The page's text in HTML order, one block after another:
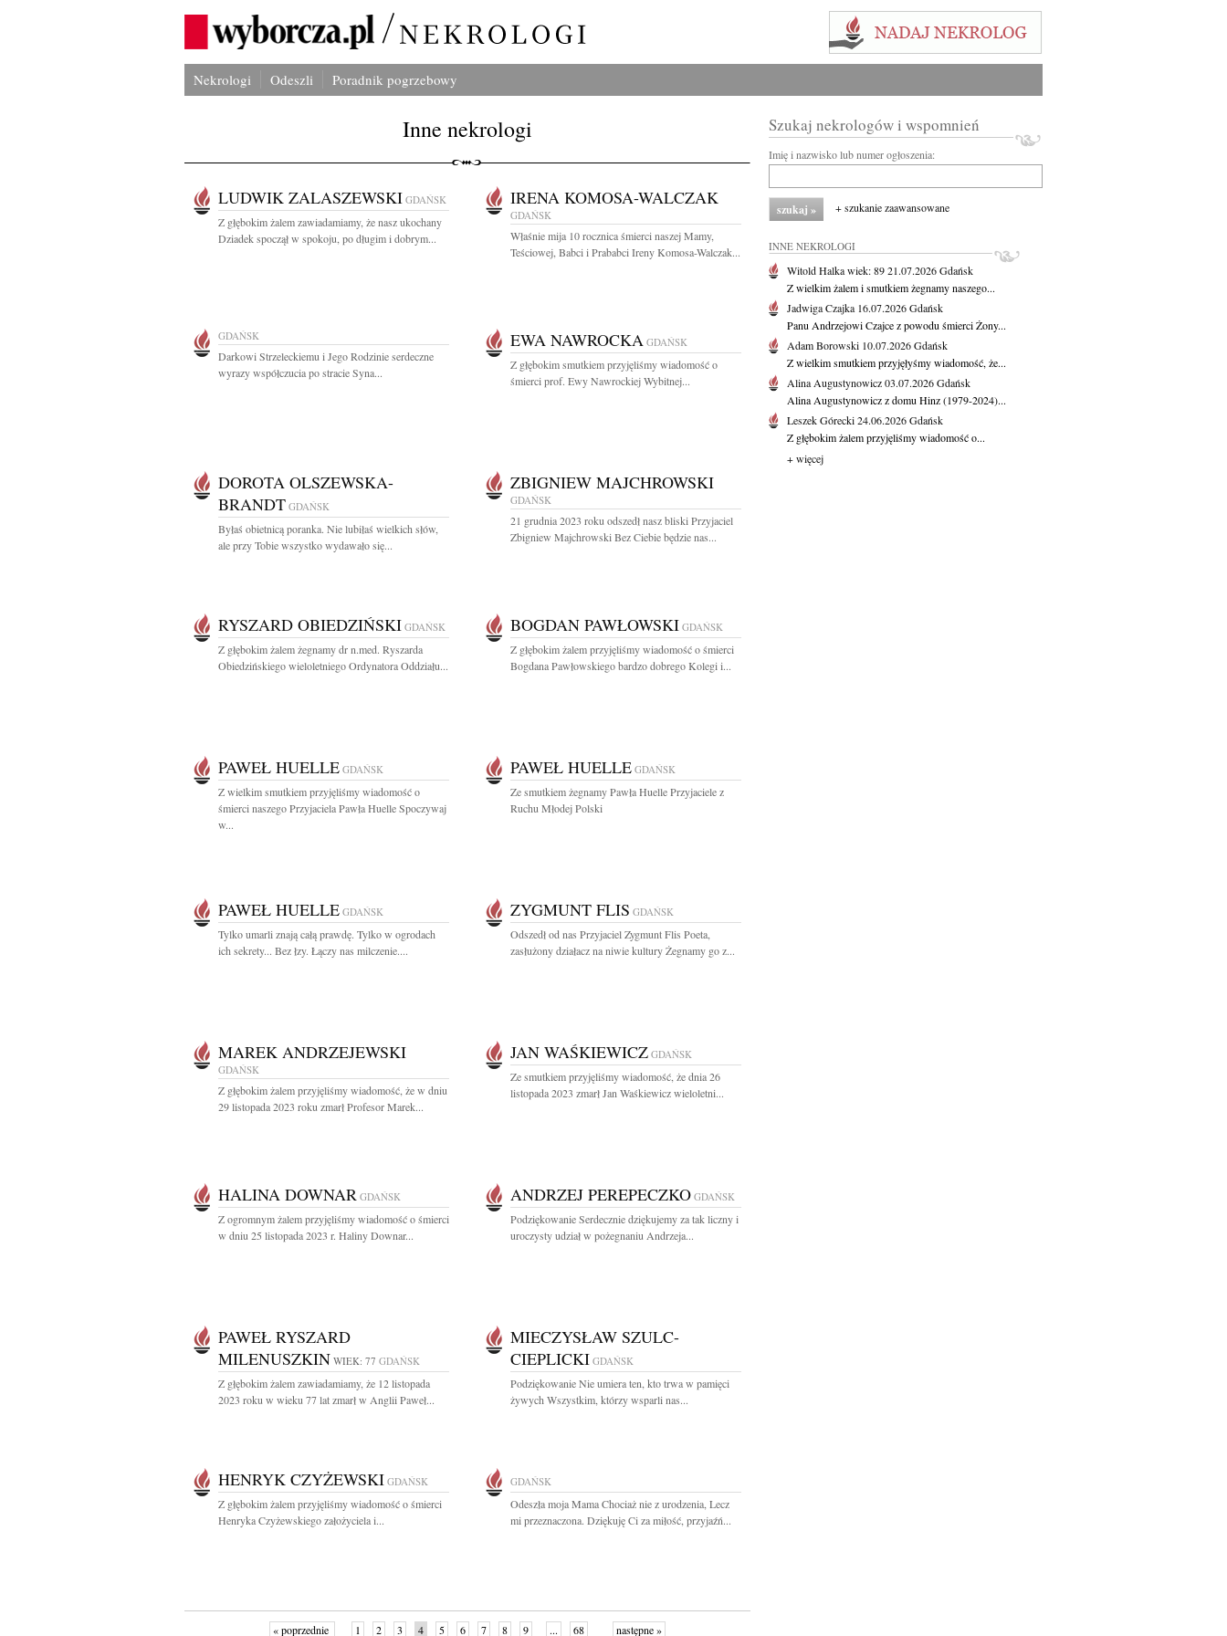
Nekrologi Odeszli Poradnik pogrzebowy
Inne nekrologi
LUDWIK ZALASZEWSKI GDAŃSK
Z głębokim żalem zawiadamiamy, że nasz ukochany
Dziadek spoczął w spokoju, po długim i dobrym...
IRENA KOMOSA-WALCZAK
GDAŃSK
Właśnie mija 10 rocznica śmierci naszej Mamy,
Teściowej, Babci i Prababci Ireny Komosa-Walczak...
GDAŃSK
Darkowi Strzeleckiemu i Jego Rodzinie serdeczne
wyrazy współczucia po stracie Syna...
EWA NAWROCKA GDAŃSK
Z głębokim smutkiem przyjęliśmy wiadomość o
śmierci prof. Ewy Nawrockiej Wybitnej...
DOROTA OLSZEWSKA-
BRANDT GDAŃSK
Byłaś obietnicą poranka. Nie lubiłaś wielkich słów,
ale przy Tobie wszystko wydawało się...
ZBIGNIEW MAJCHROWSKI
GDAŃSK
21 grudnia 2023 roku odszedł nasz bliski Przyjaciel
Zbigniew Majchrowski Bez Ciebie będzie nas...
RYSZARD OBIEDZIŃSKI GDAŃSK
Z głębokim żalem żegnamy dr n.med. Ryszarda
Obiedzińskiego wieloletniego Ordynatora Oddziału...
BOGDAN PAWŁOWSKI GDAŃSK
Z głębokim żalem przyjęliśmy wiadomość o śmierci
Bogdana Pawłowskiego bardzo dobrego Kolegi i...
PAWEŁ HUELLE GDAŃSK
Z wielkim smutkiem przyjęliśmy wiadomość o
śmierci naszego Przyjaciela Pawła Huelle Spoczywaj
w...
PAWEŁ HUELLE GDAŃSK
Ze smutkiem żegnamy Pawła Huelle Przyjaciele z
Ruchu Młodej Polski
PAWEŁ HUELLE GDAŃSK
Tylko umarli znają całą prawdę. Tylko w ogrodach
ich sekrety... Bez łzy. Łączy nas milczenie....
ZYGMUNT FLIS GDAŃSK
Odszedł od nas Przyjaciel Zygmunt Flis Poeta,
zasłużony działacz na niwie kultury Żegnamy go z...
MAREK ANDRZEJEWSKI
GDAŃSK
Z głębokim żalem przyjęliśmy wiadomość, że w dniu
29 listopada 2023 roku zmarł Profesor Marek...
JAN WAŚKIEWICZ GDAŃSK
Ze smutkiem przyjęliśmy wiadomość, że dnia 26
listopada 2023 zmarł Jan Waśkiewicz wieloletni...
HALINA DOWNAR GDAŃSK
Z ogromnym żalem przyjęliśmy wiadomość o śmierci
w dniu 25 listopada 2023 r. Haliny Downar...
ANDRZEJ PEREPECZKO GDAŃSK
Podziękowanie Serdecznie dziękujemy za tak liczny i
uroczysty udział w pożegnaniu Andrzeja...
PAWEŁ RYSZARD
MILENUSZKIN WIEK: 77 GDAŃSK
Z głębokim żalem zawiadamiamy, że 12 listopada
2023 roku w wieku 77 lat zmarł w Anglii Paweł...
MIECZYSŁAW SZULC-
CIEPLICKI GDAŃSK
Podziękowanie Nie umiera ten, kto trwa w pamięci
żywych Wszystkim, którzy wsparli nas...
HENRYK CZYŻEWSKI GDAŃSK
Z głębokim żalem przyjęliśmy wiadomość o śmierci
Henryka Czyżewskiego założyciela i...
GDAŃSK
Odeszła moja Mama Chociaż nie z urodzenia, Lecz
mi przeznaczona. Dziękuję Ci za miłość, przyjaźń...
« poprzednie 1 2 3 4 5 6 7 8 9 ... 68 następne »
Szukaj nekrologów i wspomnień
Imię i nazwisko lub numer ogłoszenia:
+ szukanie zaawansowane
INNE NEKROLOGI
Witold Halkawiek: 8921.07.2026Gdańsk
Z wielkim żalem i smutkiem żegnamy naszego...
Jadwiga Czajka 16.07.2026Gdańsk
Panu Andrzejowi Czajce z powodu śmierci Żony...
Adam Borowski 10.07.2026Gdańsk
Z wielkim smutkiem przyjęłyśmy wiadomość, że...
Alina Augustynowicz03.07.2026Gdańsk
Alina Augustynowicz z domu Hinz (1979-2024)...
Leszek Górecki24.06.2026Gdańsk
Z głębokim żalem przyjęliśmy wiadomość o...
+ więcej